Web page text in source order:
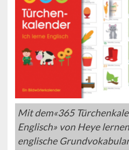
Mit dem«365
Englisch» von Heye
englische